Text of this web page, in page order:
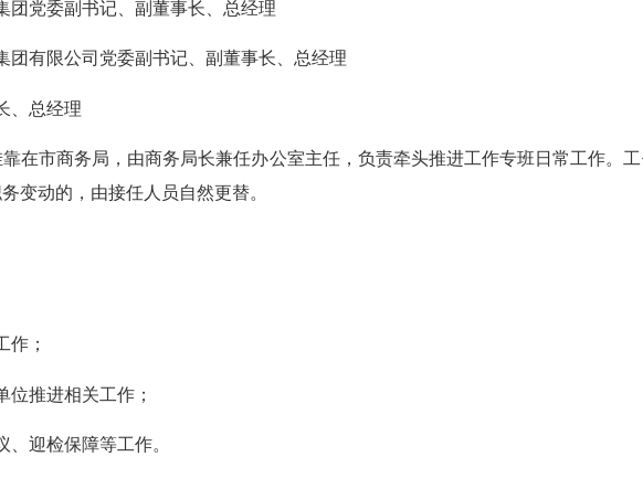
党委副书记、副董事长、总经理
有限公司党委副书记、副董事长、总经理
总经理
市商务局，由商务局长兼任办公室主任，负责牵头推进工作专班日常工作。
变动的，由接任人员自然更替。
；
推进相关工作；
迎检保障等工作。